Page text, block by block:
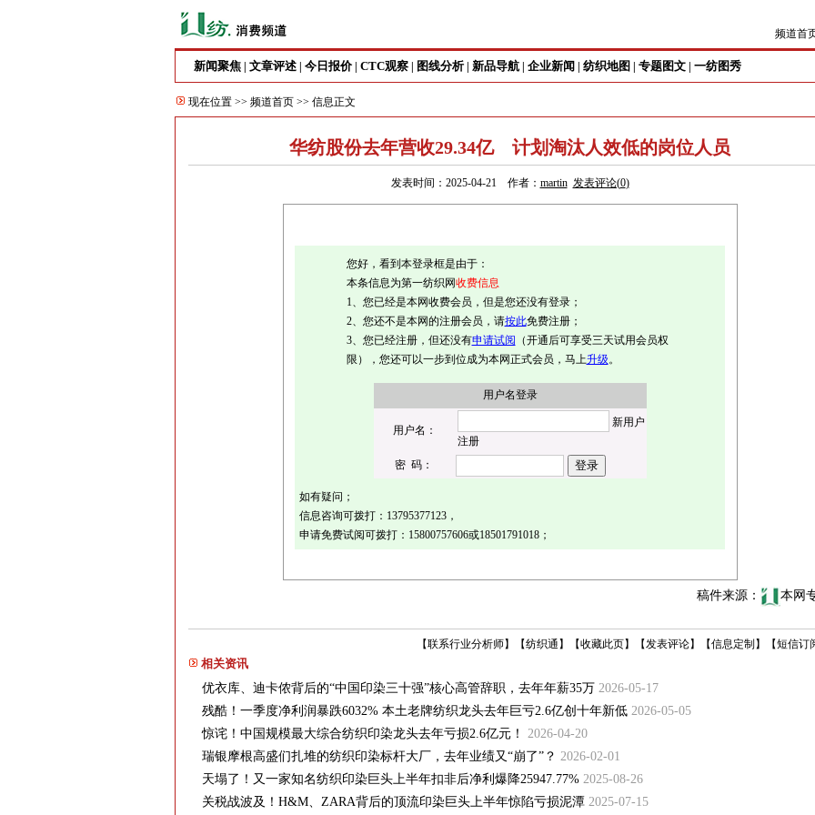
频道首
新闻聚焦 文章评述 今日报价 CTC观察 图线分析 新品导航 企业新闻 纺织地图 专题图文 一纺图秀
现在位置 >> 频道首页 >> 信息正文
华纺股份去年营收29.34亿 计划淘汰人效低的岗位人员
发表时间：2025-04-21 作者： martin 发表评论(0)
您好，看到本登录框是由于：
本条信息为第一纺织网收费信息
1、您已经是本网收费会员，但是您还没有登录；
2、您还不是本网的注册会员，请按此免费注册；
3、您已经注册，但还没有申请试阅 （开通后可享受三天试用会员权
限），您还可以一步到位成为本网正式会员，马上升级。
用户名登录
用户名：
新用户
注册
密 码：
如有疑问；
信息咨询可拨打： 13795377123 ，
申请免费试阅可拨打： 15800757606或18501791018 ；
稿件来源： 本网
【短信订
【信息定制】
【发表评论】
【收藏此页】
【纺织通】
【联系行业分析师】
相关资讯
优衣库、迪卡侬背后的“中国印染三十强”核心高管辞职，去年年薪35万 2026-05-17
残酷！一季度净利润暴跌6032% 本土老牌纺织龙头去年巨亏2.6亿创十年新低 2026-05-05
惊诧！中国规模最大综合纺织印染龙头去年亏损2.6亿元！
2026-04-20
瑞银摩根高盛们扎堆的纺织印染标杆大厂，去年业绩又“崩了”？ 2026-02-01
天塌了！又一家知名纺织印染巨头上半年扣非后净利爆降25947.77% 2025-08-26
关税战波及！H&M、ZARA背后的顶流印染巨头上半年惊陷亏损泥潭 2025-07-15